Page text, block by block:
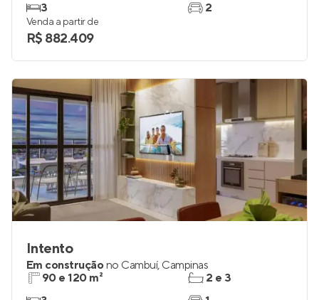
3
2
Venda a partir de
R$ 882.409
Intento
Em construçãono Cambuí, Campinas
90 e 120 m²
2 e 3